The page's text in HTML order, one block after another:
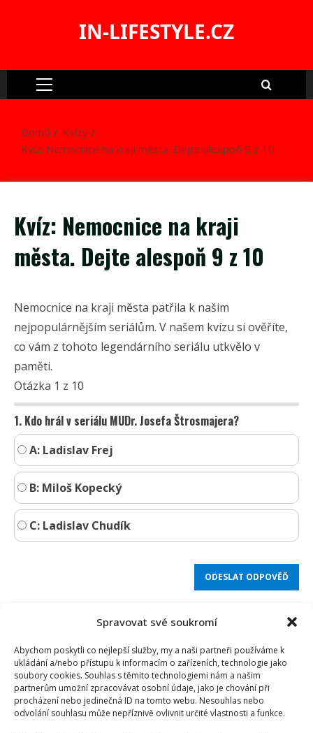
Spravovat své soukromí
Abychom poskytli co nejlepší služby, my a naši partneři používáme k
ukládání a/nebo přístupu k informacím o zařízeních, technologie jako
soubory cookies. Souhlas s těmito technologiemi nám a našim
partnerům umožní zpracovávat osobní údaje, jako je chování při
procházení nebo jedinečná ID na tomto webu. Nesouhlas nebo
odvolání souhlasu může nepříznivě ovlivnit určité vlastnosti a funkce.
IN-LIFESTYLE.CZ
Primary
Domů
Kvízy
Kvíz: Nemocnice na kraji města. Dejte alespoň 9 z 10
Kvíz: Nemocnice na kraji
města. Dejte alespoň 9 z 10
Nemocnice na kraji města patřila k našim
nejpopulárnějším seriálům. V našem kvízu si ověříte,
co vám z tohoto legendárního seriálu utkvělo v
paměti.
Otázka 1 z 10
1. Kdo hrál v seriálu MUDr. Josefa Štrosmajera?
A: Ladislav Frej
B: Miloš Kopecký
C: Ladislav Chudík